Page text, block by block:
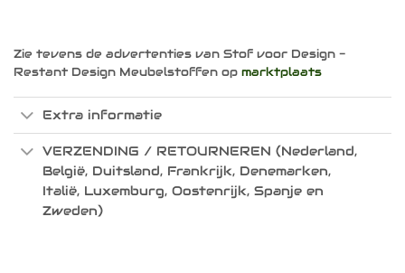
Zie tevens de advertenties van Stof voor Design -
Restant Design Meubelstoffen op marktplaats
Extra informatie
VERZENDING / RETOURNEREN (Nederland,
België, Duitsland, Frankrijk, Denemarken,
Italië, Luxemburg, Oostenrijk, Spanje en
Zweden)